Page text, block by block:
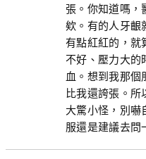
張。你知道嗎，
欸。有的人牙齦
有點紅紅的，就
不好、壓力大的
血。想到我那個
比我還誇張。所
大驚小怪，別嚇
服還是建議去問